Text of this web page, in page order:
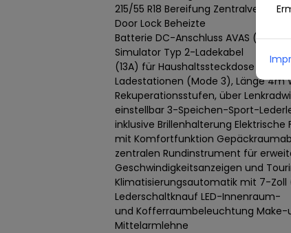
215/55 R18 Bereifung
Door Lock Beheizte
Batterie DC-Anschluss AVAS
Simulator Typ 2-Ladekabel
(13A) für Haushaltssteckdose
Ladestationen (Mode 3), Länge 4m
Rekuperationsstufen, über
einstellbar 3-Speichen-Sport-
inklusive Brillenhalterung Elektrische
mit Komfortfunktion
zentralen Rundinstrument für
Geschwindigkeitsanzeigen und
Klimatisierungsautomatik mit 7-
Lederschaltknauf LED-Innenraum-
und Kofferraumbeleuchtung Make-
Mittelarmlehne